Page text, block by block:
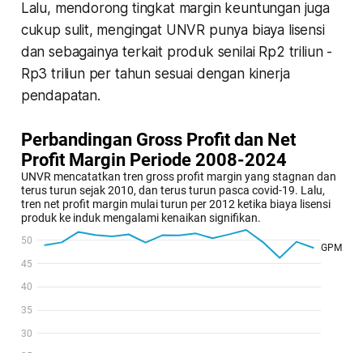
Lalu, mendorong tingkat margin keuntungan juga
cukup sulit, mengingat UNVR punya biaya lisensi
dan sebagainya terkait produk senilai Rp2 triliun -
Rp3 triliun per tahun sesuai dengan kinerja
pendapatan.